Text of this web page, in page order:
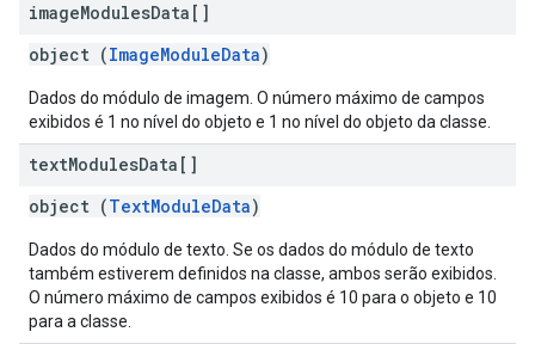
imageModulesData[]
object (ImageModuleData)
Dados do módulo de imagem. O número máximo de campos
exibidos é 1 no nível do objeto e 1 no nível do objeto da classe.
textModulesData[]
object (TextModuleData)
Dados do módulo de texto. Se os dados do módulo de texto
também estiverem definidos na classe, ambos serão exibidos.
O número máximo de campos exibidos é 10 para o objeto e 10
para a classe.